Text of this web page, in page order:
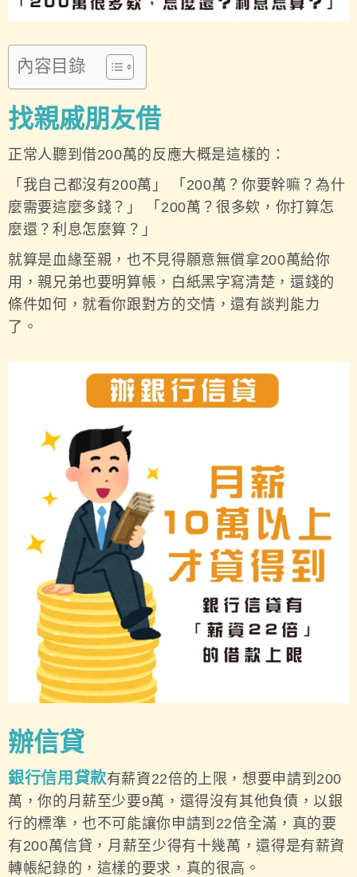
內容目錄
找親戚朋友借
正常人聽到借200萬的反應大概是這樣的：
「我自己都沒有200萬」 「200萬？你要幹嘛？為什
麼需要這麼多錢？」 「200萬？很多欸，你打算怎
麼還？利息怎麼算？」
就算是血緣至親，也不見得願意無償拿200萬給你
用，親兄弟也要明算帳，白紙黑字寫清楚，還錢的
條件如何，就看你跟對方的交情，還有談判能力
了。
辦信貸
銀行信用貸款有薪資22倍的上限，想要申請到200
萬，你的月薪至少要9萬，還得沒有其他負債，以銀
行的標準，也不可能讓你申請到22倍全滿，真的要
有200萬信貸，月薪至少得有十幾萬，還得是有薪資
轉帳紀錄的，這樣的要求，真的很高。